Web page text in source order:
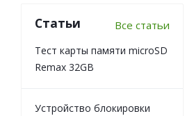
Статьи Все статьи
Тест карты памяти microSD
Remax 32GB
Устройство блокировки